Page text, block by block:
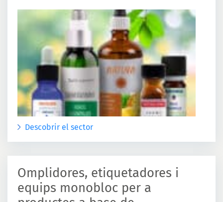
Descobrir el sector
Omplidores, etiquetadores i
equips monobloc per a